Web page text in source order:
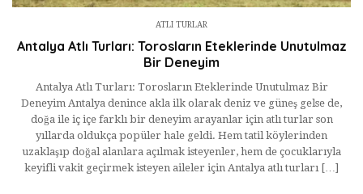
ATLI TURLAR
Antalya Atlı Turları: Torosların Eteklerinde Unutulmaz
Bir Deneyim
Antalya Atlı Turları: Torosların Eteklerinde Unutulmaz Bir
Deneyim Antalya denince akla ilk olarak deniz ve güneş gelse de,
doğa ile iç içe farklı bir deneyim arayanlar için atlı turlar son
yıllarda oldukça popüler hale geldi. Hem tatil köylerinden
uzaklaşıp doğal alanlara açılmak isteyenler, hem de çocuklarıyla
keyifli vakit geçirmek isteyen aileler için Antalya atlı turları […]